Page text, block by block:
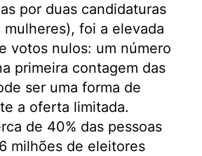
por duas candidaturas
foi a elevada
votos nulos: um número
primeira contagem das
ser uma forma de
a oferta limitada.
de 40% das pessoas
milhões de eleitores